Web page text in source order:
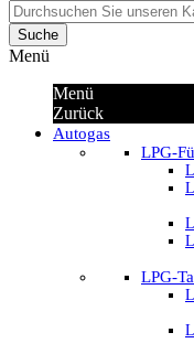
Suche
Menü
Menü
Zurück
Autogas
LPG-
LPG-